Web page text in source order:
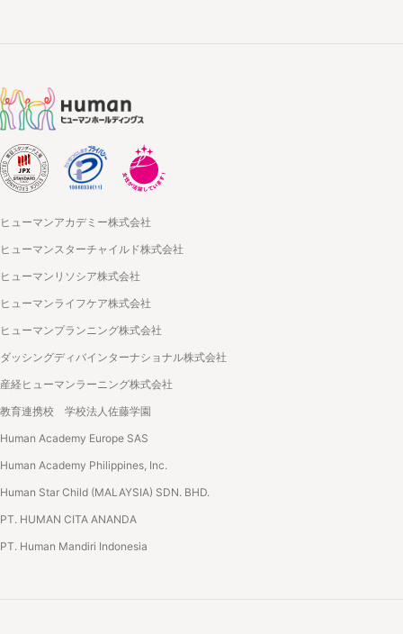
ヒューマンアカデミー株式会社
ヒューマンスターチャイルド株式会社
ヒューマンリソシア株式会社
ヒューマンライフケア株式会社
ヒューマンプランニング株式会社
ダッシングディバインターナショナル株式会社
産経ヒューマンラーニング株式会社
教育連携校 学校法人佐藤学園
Human Academy Europe SAS
Human Academy Philippines, Inc.
Human Star Child (MALAYSIA) SDN. BHD.
PT. HUMAN CITA ANANDA
PT. Human Mandiri Indonesia